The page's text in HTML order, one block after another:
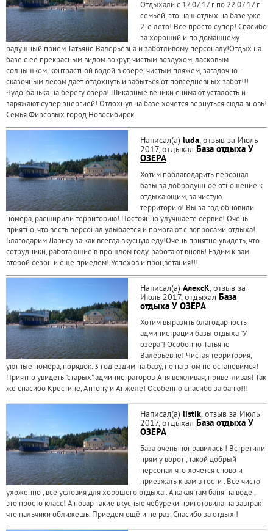
Отдыхали с 17.07.17 г по 22.07.17 г
семьёй, это наш отдых на базе уже
2-е лето! Все просто супер! Спасибо
за хороший и по домашнему
радушный прием Татьяне Валерьевна и заботливому персоналу!Отдых на
базе с её прекрасным видом вокруг, чистым воздухом, ласковым
солнышком, контрастной водой в озере, чистым пляжем, загадочно-
сказочным лесом даёт отдохнуть и забыться от повседневных забот!!!
Чудо-банька на берегу озёра! Шикарные веники снимают усталость и
заряжают супер энергией! Отдохнув на базе хочется вернуться сюда вновь!
Семья Фирсовых город Новосибирск.
Написал(а) luda, отзыв за Июль
2017, отдыхал База отдыха У
ОЗЕРА
Хотим поблагодарить персонал
базы за добродушное отношение к
отдыхающим, за чистую
территорию! Вы за год обновили
номера, расширили территорию! Постоянно улучшаете сервис! Очень
приятно, что весть персонал улыбается и помогают с вопросами отдыха!
Благодарим Ларису за как всегда вкусную еду!Очень приятно увидеть, что
сотрудники, работающие в прошлом году, работают вновь! Ездим к вам
второй сезон и еще приедем! Успехов и процветания!!!
Написал(а) АлексК, отзыв за
Июль 2017, отдыхал База
отдыха У ОЗЕРА
Хотим выразить благодарность
администрации базы отдыха "У
озера"! Особенно Татьяне
Валерьевне! Чистая территория,
уютные номера, порядок. 3 год ездим на базу, но на этом не остановимся!
Приятно увидеть "старых" администраторов-Аня вежливая, приветливая! Так
же спасибо Крестине, Антону и Анжеле! Особенно спасибо за баню!!!
Написал(а) listik, отзыв за Июль
2017, отдыхал База отдыха У
ОЗЕРА
База очень понравилась ! Встретили
прям у ворот , такой добрый
персонал что хочется сново и
приезжать к вам в гости . Все чисто
ухоженно , все условия для хорошего отдыха . А какая там баня на воде ,
это просто класс! А повар такие вкусные чебуреки приготовила на завтрак
что пальчики оближешь. Приедем ещё и не раз, Спасибо за отдых !